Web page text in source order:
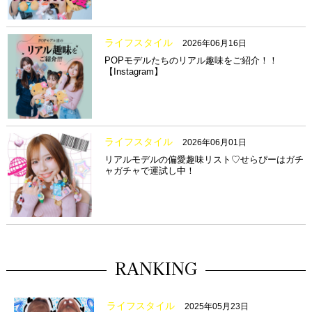
ライフスタイル 2026年06月16日
POPモデルたちのリアル趣味をご紹介！！
【Instagram】
ライフスタイル 2026年06月01日
リアルモデルの偏愛趣味リスト♡せらぴーはガチ
ャガチャで運試し中！
RANKING
ライフスタイル 2025年05月23日